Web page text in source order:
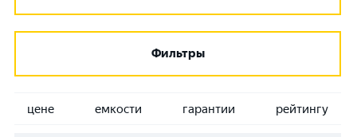
Фильтры
цене емкости гарантии рейтингу